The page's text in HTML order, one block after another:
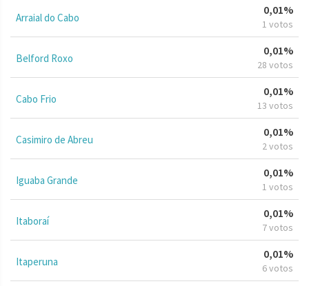
Arraial do Cabo
0,01%
1 votos
Belford Roxo
0,01%
28 votos
Cabo Frio
0,01%
13 votos
Casimiro de Abreu
0,01%
2 votos
Iguaba Grande
0,01%
1 votos
Itaboraí
0,01%
7 votos
Itaperuna
0,01%
6 votos